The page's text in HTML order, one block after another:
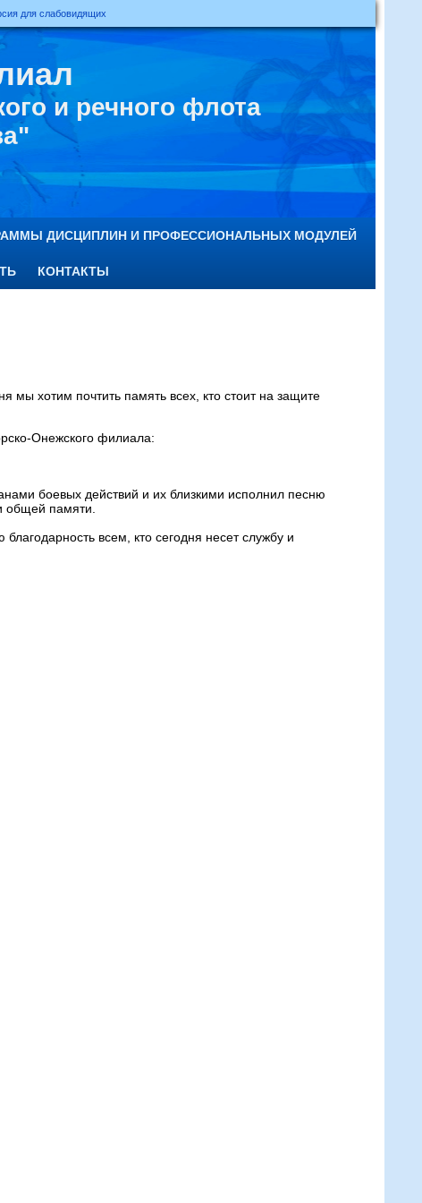
для слабовидящих
и речного флота
ДИСЦИПЛИН И ПРОФЕССИОНАЛЬНЫХ МОДУЛЕЙ
КОНТАКТЫ
мы хотим почтить память всех, кто стоит на защите
Онежского филиала:
боевых действий и их близкими исполнил песню
общей памяти.
всем, кто сегодня несет службу и